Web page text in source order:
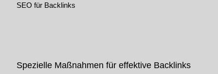
SEO für Backlinks
Spezielle Maßnahmen für effektive Backlinks